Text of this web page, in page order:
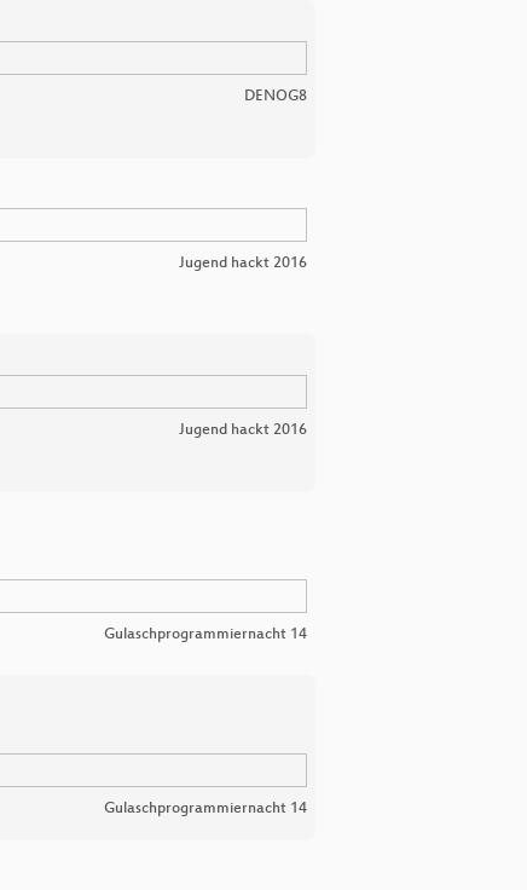
DENOG8
Jugend hackt 2016
Jugend hackt 2016
Gulaschprogrammiernacht 14
Gulaschprogrammiernacht 14